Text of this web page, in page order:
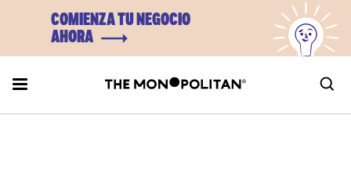
COMIENZA TU NEGOCIO
AHORA